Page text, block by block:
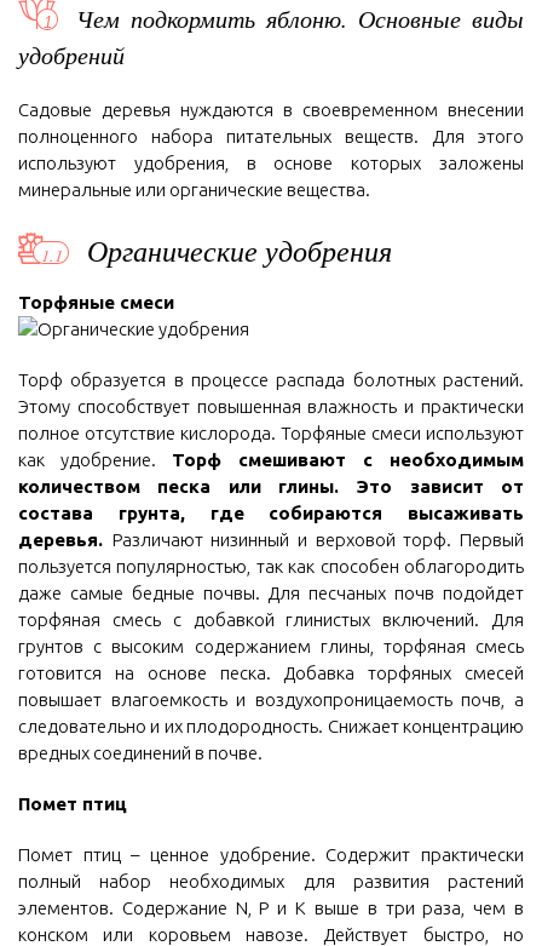
Чем подкормить яблоню. Основные виды
удобрений
Садовые деревья нуждаются в своевременном внесении
полноценного набора питательных веществ. Для этого
используют удобрения, в основе которых заложены
минеральные или органические вещества.
Органические удобрения
Торфяные смеси
Торф образуется в процессе распада болотных растений.
Этому способствует повышенная влажность и практически
полное отсутствие кислорода. Торфяные смеси используют
как удобрение. Торф смешивают с необходимым
количеством песка или глины. Это зависит от
состава грунта, где собираются высаживать
деревья. Различают низинный и верховой торф. Первый
пользуется популярностью, так как способен облагородить
даже самые бедные почвы. Для песчаных почв подойдет
торфяная смесь с добавкой глинистых включений. Для
грунтов с высоким содержанием глины, торфяная смесь
готовится на основе песка. Добавка торфяных смесей
повышает влагоемкость и воздухопроницаемость почв, а
следовательно и их плодородность. Снижает концентрацию
вредных соединений в почве.
Помет птиц
Помет птиц – ценное удобрение. Содержит практически
полный набор необходимых для развития растений
элементов. Содержание N, P и K выше в три раза, чем в
конском или коровьем навозе. Действует быстро, но